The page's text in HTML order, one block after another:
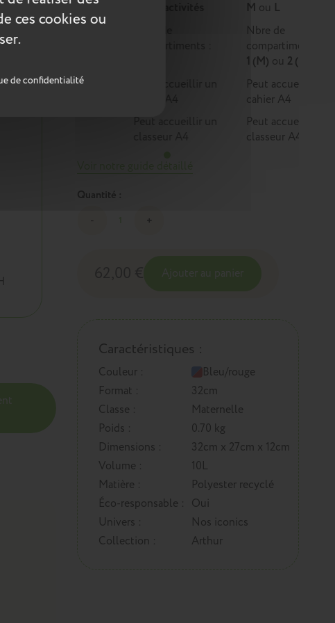
ces cookies ou
de confidentialité
Peut accueillir un
M ou L
Nbre de
compartiments :
1 (M) ou 2 (L)
Peut accueillir un
cahier A4
Peut accueillir un
classeur A4
Quantité :
Caractéristiques :
Couleur :
Bleu/rouge
Format :
32cm
Classe :
Maternelle
Poids :
0.70 kg
Dimensions :
32cm x 27cm x 12cm
Volume :
10L
Matière :
Polyester recyclé
Éco-responsable : Oui
Univers :
Nos iconics
Collection :
Arthur